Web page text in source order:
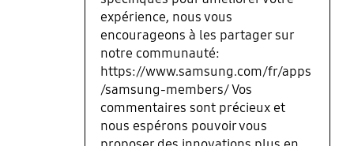
expérience, nous vous
encourageons à les partager sur
notre communauté:
https://www.samsung.com/fr/apps
/samsung-members/ Vos
commentaires sont précieux et
nous espérons pouvoir vous